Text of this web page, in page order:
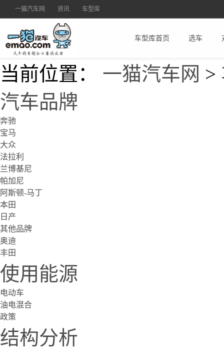
一猫汽车网 资讯 车型库
车型库首页 选车
当前位置： 一猫汽车网 >
汽车品牌
奔驰
宝马
大众
法拉利
兰博基尼
帕加尼
阿斯顿-马丁
本田
日产
其他品牌
奥迪
丰田
使用能源
电动车
油电混合
政策
结构分析